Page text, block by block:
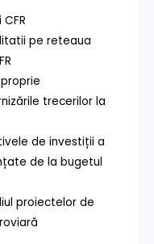
pe reteaua
trecerilor la
de investiții a
de la bugetul
proiectelor de